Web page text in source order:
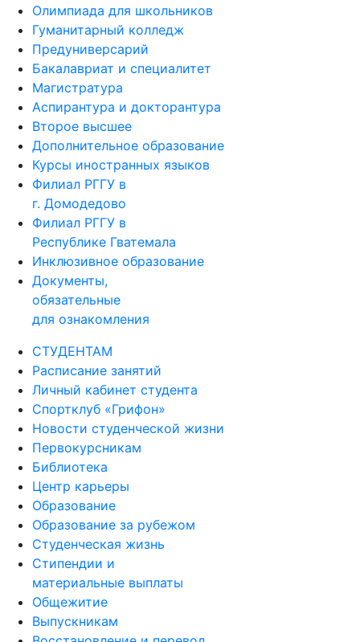
Олимпиада для школьников
Гуманитарный колледж
Предуниверсарий
Бакалавриат и специалитет
Магистратура
Аспирантура и докторантура
Второе высшее
Дополнительное образование
Курсы иностранных языков
Филиал РГГУ в
г. Домодедово
Филиал РГГУ в
Республике Гватемала
Инклюзивное образование
Документы,
обязательные
для ознакомления
СТУДЕНТАМ
Расписание занятий
Личный кабинет студента
Спортклуб «Грифон»
Новости студенческой жизни
Первокурсникам
Библиотека
Центр карьеры
Образование
Образование за рубежом
Студенческая жизнь
Стипендии и
материальные выплаты
Общежитие
Выпускникам